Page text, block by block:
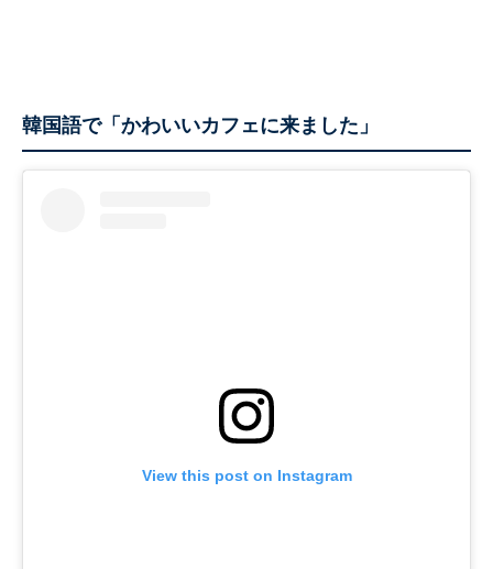
韓国語で「かわいいカフェに来ました」
View this post on Instagram